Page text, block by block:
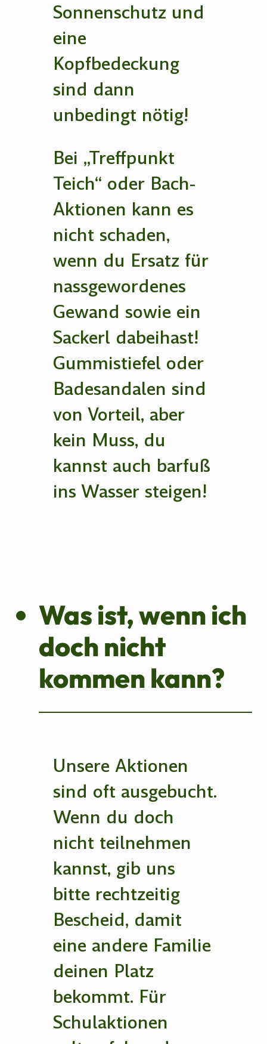
Sonnenschutz und
eine
Kopfbedeckung
sind dann
unbedingt nötig!
Bei „Treffpunkt
Teich“ oder Bach-
Aktionen kann es
nicht schaden,
wenn du Ersatz für
nassgewordenes
Gewand sowie ein
Sackerl dabeihast!
Gummistiefel oder
Badesandalen sind
von Vorteil, aber
kein Muss, du
kannst auch barfuß
ins Wasser steigen!
Was ist, wenn ich
doch nicht
kommen kann?
Unsere Aktionen
sind oft ausgebucht.
Wenn du doch
nicht teilnehmen
kannst, gib uns
bitte rechtzeitig
Bescheid, damit
eine andere Familie
deinen Platz
bekommt. Für
Schulaktionen